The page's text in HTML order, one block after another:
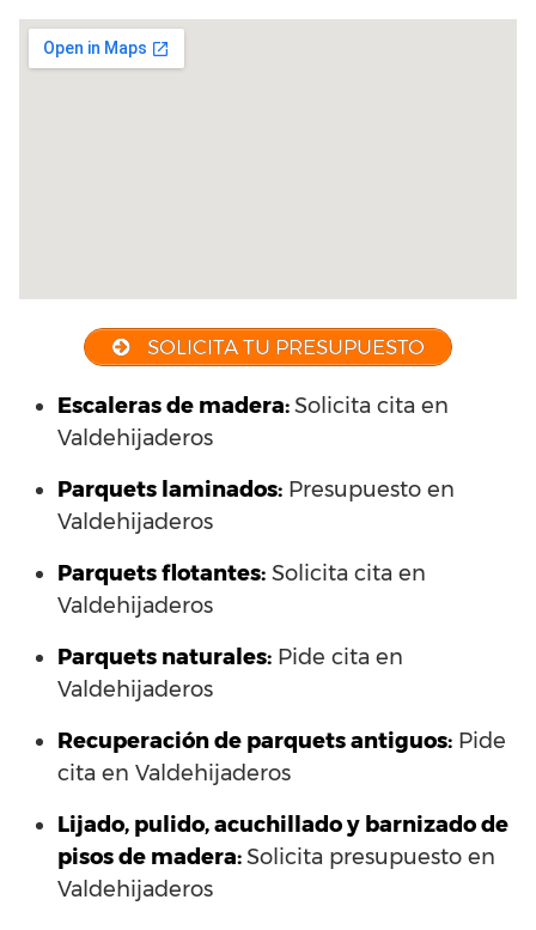
SOLICITA TU PRESUPUESTO
Escaleras de madera:Solicita cita en
Valdehijaderos
Parquets laminados: Presupuesto en
Valdehijaderos
Parquets flotantes: Solicita cita en
Valdehijaderos
Parquets naturales: Pide cita en
Valdehijaderos
Recuperación de parquets antiguos: Pide
cita en Valdehijaderos
Lijado, pulido, acuchillado y barnizado de
pisos de madera:Solicita presupuesto en
Valdehijaderos